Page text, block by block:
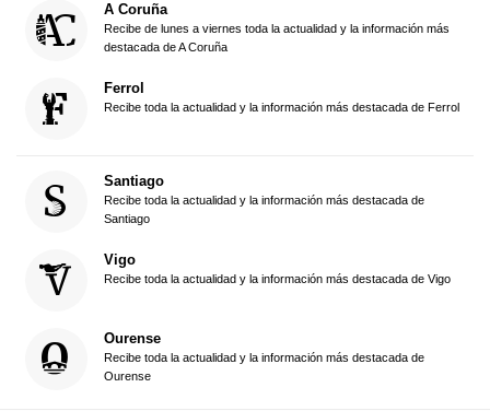
A Coruña
Recibe de lunes a viernes toda la actualidad y la información más
destacada de A Coruña
Ferrol
Recibe toda la actualidad y la información más destacada de Ferrol
Santiago
Recibe toda la actualidad y la información más destacada de
Santiago
Vigo
Recibe toda la actualidad y la información más destacada de Vigo
Ourense
Recibe toda la actualidad y la información más destacada de
Ourense